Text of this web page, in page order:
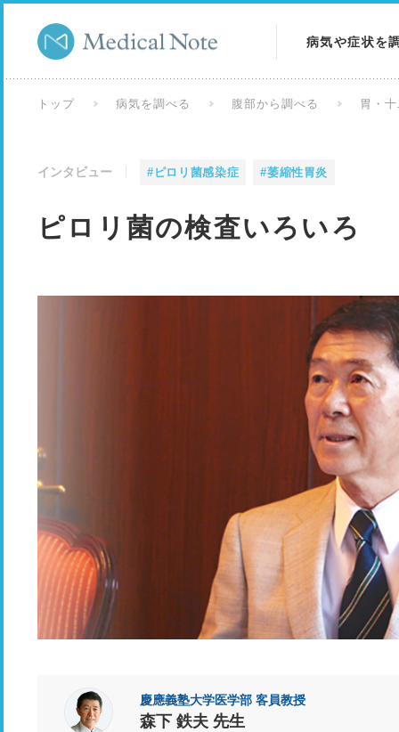
病気や症状を
検査を調べる
トップ 病気を調べる 腹部から調べる 胃・
インタビュー #ピロリ菌感染症 #萎縮性胃炎
ピロリ菌の検査いろいろ
慶應義塾大学医学部 客員教授
森下 鉄夫 先生